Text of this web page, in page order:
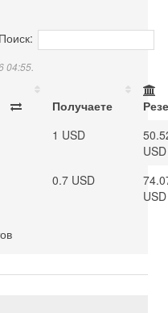
Поиск:
04:55.
Получаете
1 USD
USD
0.7 USD
USD